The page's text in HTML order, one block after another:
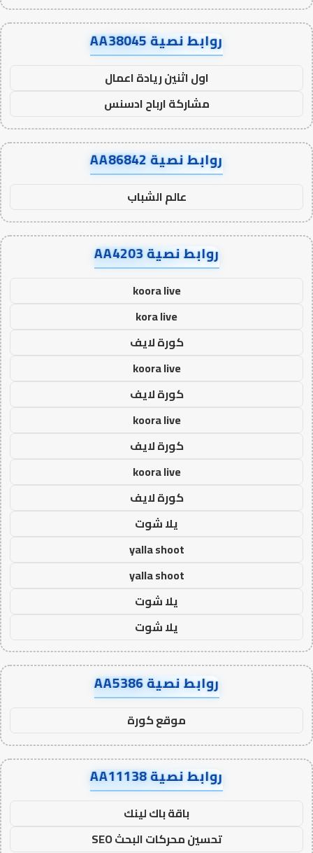
روابط نصية AA38045
اول اثنين ريادة اعمال
مشاركة ارباح ادسنس
روابط نصية AA86842
عالم الشباب
روابط نصية AA4203
koora live
kora live
كورة لايف
koora live
كورة لايف
koora live
كورة لايف
koora live
كورة لايف
يلا شوت
yalla shoot
yalla shoot
يلا شوت
يلا شوت
روابط نصية AA5386
موقع كورة
روابط نصية AA11138
باقة باك لينك
تحسين محركات البحث SEO